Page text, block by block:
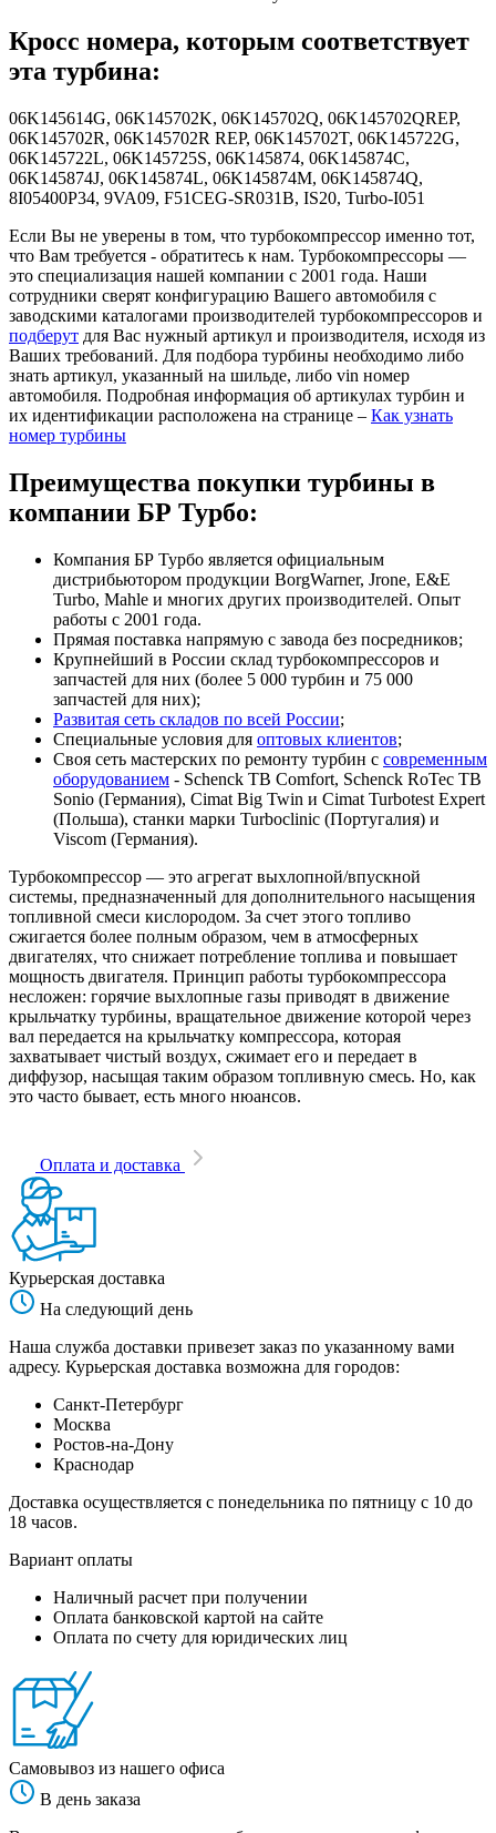
Кросс номера, которым соответствует
эта турбина:
06K145614G, 06K145702K, 06K145702Q, 06K145702QREP,
06K145702R, 06K145702R REP, 06K145702T, 06K145722G,
06K145722L, 06K145725S, 06K145874, 06K145874C,
06K145874J, 06K145874L, 06K145874M, 06K145874Q,
8I05400P34, 9VA09, F51CEG-SR031B, IS20, Turbo-I051
Если Вы не уверены в том, что турбокомпрессор именно тот,
что Вам требуется - обратитесь к нам. Турбокомпрессоры —
это специализация нашей компании с 2001 года. Наши
сотрудники сверят конфигурацию Вашего автомобиля с
заводскими каталогами производителей турбокомпрессоров и
подберут для Вас нужный артикул и производителя, исходя из
Ваших требований. Для подбора турбины необходимо либо
знать артикул, указанный на шильде, либо vin номер
автомобиля. Подробная информация об артикулах турбин и
их идентификации расположена на странице – Как узнать
номер турбины
Преимущества покупки турбины в
компании БР Турбо:
Компания БР Турбо является официальным
дистрибьютором продукции BorgWarner, Jrone, E&E
Turbo, Mahle и многих других производителей. Опыт
работы с 2001 года.
Прямая поставка напрямую с завода без посредников;
Крупнейший в России склад турбокомпрессоров и
запчастей для них (более 5 000 турбин и 75 000
запчастей для них);
Развитая сеть складов по всей России;
Специальные условия для оптовых клиентов;
Своя сеть мастерских по ремонту турбин с современным
оборудованием - Schenck TB Comfort, Schenck RoTec TB
Sonio (Германия), Cimat Big Twin и Cimat Turbotest Expert
(Польша), станки марки Turboclinic (Португалия) и
Viscom (Германия).
Турбокомпрессор — это агрегат выхлопной/впускной
системы, предназначенный для дополнительного насыщения
топливной смеси кислородом. За счет этого топливо
сжигается более полным образом, чем в атмосферных
двигателях, что снижает потребление топлива и повышает
мощность двигателя. Принцип работы турбокомпрессора
несложен: горячие выхлопные газы приводят в движение
крыльчатку турбины, вращательное движение которой через
вал передается на крыльчатку компрессора, которая
захватывает чистый воздух, сжимает его и передает в
диффузор, насыщая таким образом топливную смесь. Но, как
это часто бывает, есть много нюансов.
Оплата и доставка
Курьерская доставка
На следующий день
Наша служба доставки привезет заказ по указанному вами
адресу. Курьерская доставка возможна для городов:
Санкт-Петербург
Москва
Ростов-на-Дону
Краснодар
Доставка осуществляется с понедельника по пятницу с 10 до
18 часов.
Вариант оплаты
Наличный расчет при получении
Оплата банковской картой на сайте
Оплата по счету для юридических лиц
Самовывоз из нашего офиса
В день заказа